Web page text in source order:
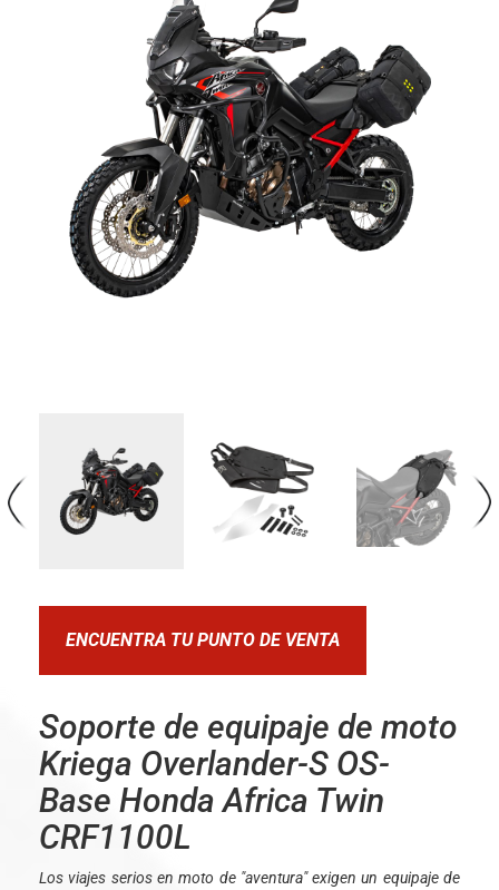
ENCUENTRA TU PUNTO DE VENTA
Soporte de equipaje de moto
Kriega Overlander-S OS-
Base Honda Africa Twin
CRF1100L
Los viajes serios en moto de "aventura" exigen un equipaje de